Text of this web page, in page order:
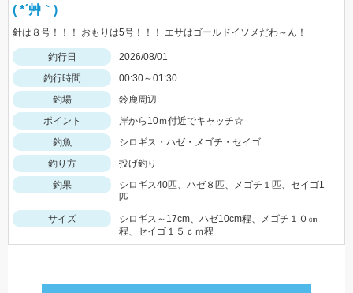
( *´艸｀)
針は８号！！！ おもりは5号！！！ エサはゴールドイソメだわ～ん！
釣行日
2026/08/01
釣行時間
00:30～01:30
釣場
鈴鹿周辺
ポイント
岸から10ｍ付近でキャッチ☆
釣魚
シロギス・ハゼ・メゴチ・セイゴ
釣り方
投げ釣り
釣果
シロギス40匹、ハゼ８匹、メゴチ１匹、セイゴ1
匹
サイズ
シロギス～17cm、ハゼ10cm程、メゴチ１０㎝
程、セイゴ１５ｃｍ程